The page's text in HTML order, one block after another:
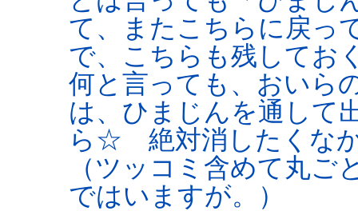
て、またこちらに戻っ
で、こちらも残してお
何と言っても、おいら
は、ひまじんを通して
ら☆ 絶対消したくな
（ツッコミ含めて丸ご
ではいますが。）